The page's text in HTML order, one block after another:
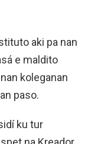
aki pa nan
e maldito
koleganan
paso.
ku tur